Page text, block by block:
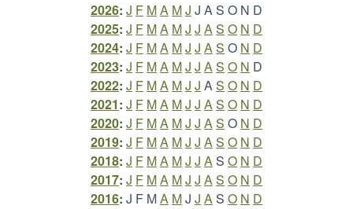
2026: J F MA MJ J AS O N D
2025: J F MA MJ J AS O N D
2024: J F MA MJ J AS O N D
2023: J F MA MJ J AS O N D
2022: J F MA MJ J AS O N D
2021: J F MA MJ J AS O N D
2020: J F MA MJ J AS O N D
2019: J F MA MJ J AS O N D
2018: J F MA MJ J AS O N D
2017: J F MA MJ J AS O N D
2016: J F MA MJ J AS O N D